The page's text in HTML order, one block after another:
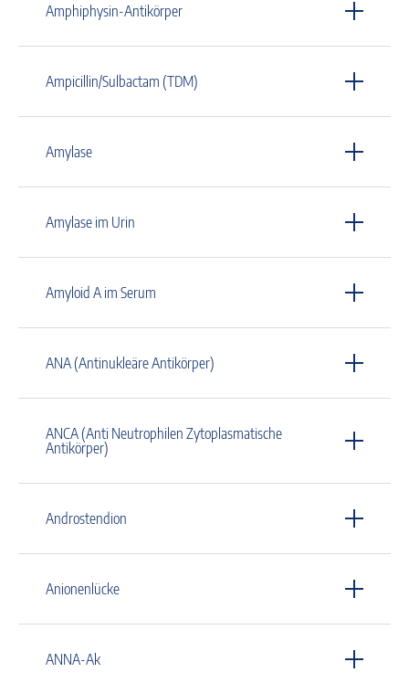
Amphiphysin-Antikörper
Ampicillin/Sulbactam (TDM)
Amylase
Amylase im Urin
Amyloid A im Serum
ANA (Antinukleäre Antikörper)
ANCA (Anti Neutrophilen Zytoplasmatische
Antikörper)
Androstendion
Anionenlücke
ANNA-Ak